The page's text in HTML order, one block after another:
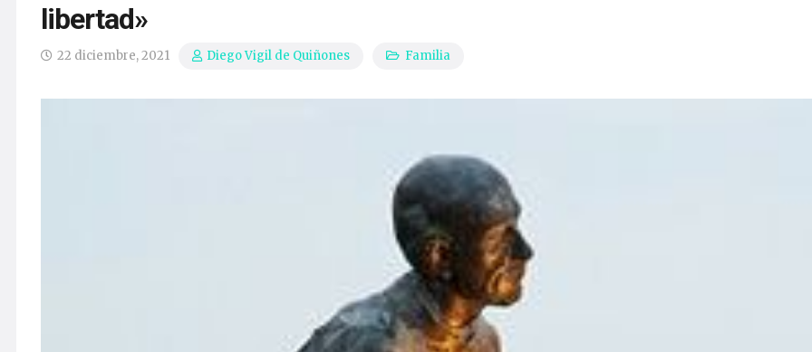
libertad»
22 diciembre, 2021 Diego Vigil de Quiñones Familia